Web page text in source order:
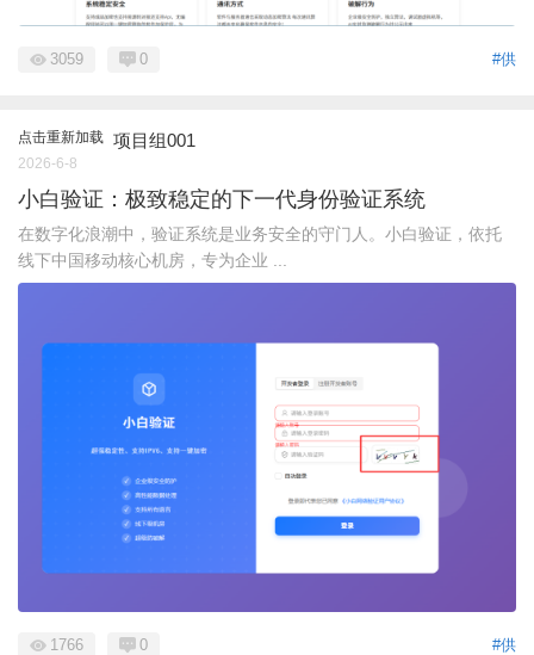
#供
3059 0
点击重新加载 项目组001
2026-6-8
小白验证：极致稳定的下一代身份验证系统
在数字化浪潮中，验证系统是业务安全的守门人。小白验证，依托
线下中国移动核心机房，专为企业 ...
#供
1766 0